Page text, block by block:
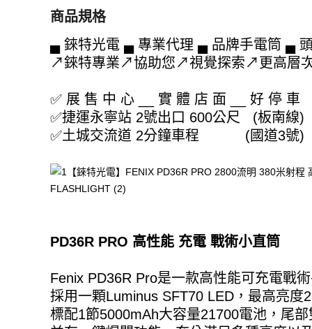
商品規格
▄ 錸特光電 ▄ 專業代理 ▄ 品牌手電筒 ▄
↗錸特專業↗協助您↗視覺探索↗更高層
✅ 展 售 中 心 __ 實 體 店 面 __ 好 停 車
✅捷運永寧站 2號出口 600公尺 (板南線)
✅土城交流道 2分鐘車程 (國道3號)
PD36R PRO 高性能 充電 戰術小直筒
Fenix PD36R Pro是一款高性能可充電戰
採用一顆Luminus SFT70 LED，最高亮度
標配1節5000mAh大容量21700電池，尾